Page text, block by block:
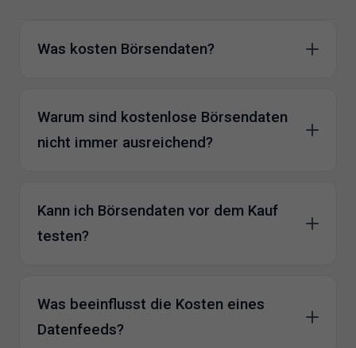
Was kosten Börsendaten?
Warum sind kostenlose Börsendaten
nicht immer ausreichend?
Kann ich Börsendaten vor dem Kauf
testen?
Was beeinflusst die Kosten eines
Datenfeeds?